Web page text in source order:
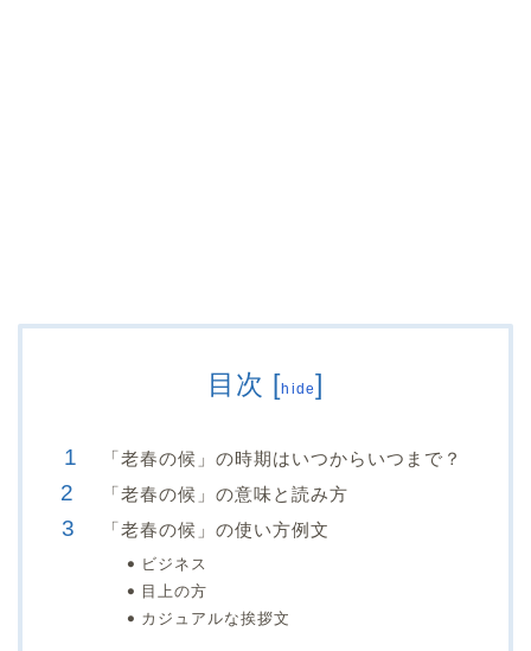
目次 [hide]
「老春の候」の時期はいつからいつまで？
「老春の候」の意味と読み方
「老春の候」の使い方例文
ビジネス
目上の方
カジュアルな挨拶文